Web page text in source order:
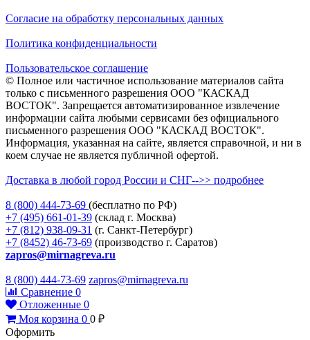
Согласие на обработку персональных данных
Политика конфиденциальности
Пользовательское соглашение
© Полное или частичное использование материалов сайта
только с письменного разрешения ООО "КАСКАД
ВОСТОК". Запрещается автоматизированное извлечение
информации сайта любыми сервисами без официального
письменного разрешения ООО "КАСКАД ВОСТОК".
Информация, указанная на сайте, является справочной, и ни в
коем случае не является публичной офертой.
Доставка в любой город России и СНГ-->> подробнее
8 (800) 444-73-69 (бесплатно по РФ)
+7 (495) 661-01-39 (склад г. Москва)
+7 (812) 938-09-31 (г. Санкт-Петербург)
+7 (8452) 46-73-69 (производство г. Саратов)
zapros@mirnagreva.ru
8 (800) 444-73-69 zapros@mirnagreva.ru
Сравнение 0
Отложенные 0
Моя корзина 0 0 ₽
Оформить